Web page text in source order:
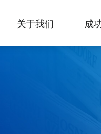
关于我们 成